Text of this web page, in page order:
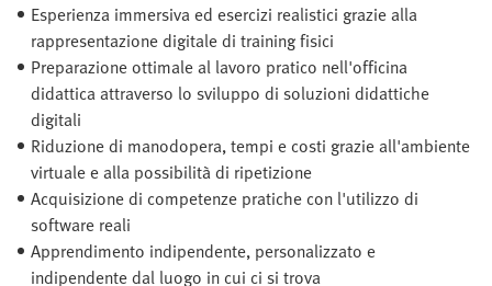
Esperienza immersiva ed esercizi realistici grazie alla
rappresentazione digitale di training fisici
Preparazione ottimale al lavoro pratico nell'officina
didattica attraverso lo sviluppo di soluzioni didattiche
digitali
Riduzione di manodopera, tempi e costi grazie all'ambiente
virtuale e alla possibilità di ripetizione
Acquisizione di competenze pratiche con l'utilizzo di
software reali
Apprendimento indipendente, personalizzato e
indipendente dal luogo in cui ci si trova